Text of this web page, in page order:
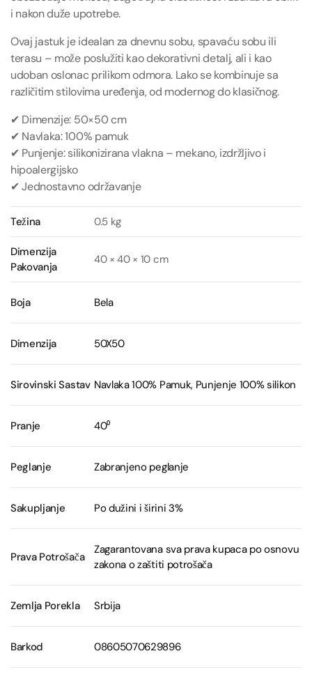
i nakon duže upotrebe.
Ovaj jastuk je idealan za dnevnu sobu, spavaću sobu ili
terasu – može poslužiti kao dekorativni detalj, ali i kao
udoban oslonac prilikom odmora. Lako se kombinuje sa
različitim stilovima uređenja, od modernog do klasičnog.
✔ Dimenzije: 50×50 cm
✔ Navlaka: 100% pamuk
✔ Punjenje: silikonizirana vlakna – mekano, izdržljivo i
hipoalergijsko
✔ Jednostavno održavanje
Težina 0.5 kg
Dimenzija
Pakovanja
40 × 40 × 10 cm
Boja Bela
Dimenzija 50X50
Sirovinski Sastav Navlaka 100% Pamuk, Punjenje 100% silikon
Pranje 40⁰
Peglanje Zabranjeno peglanje
Sakupljanje Po dužini i širini 3%
Prava Potrošača
Zagarantovana sva prava kupaca po osnovu
zakona o zaštiti potrošača
Zemlja Porekla Srbija
Barkod 08605070629896